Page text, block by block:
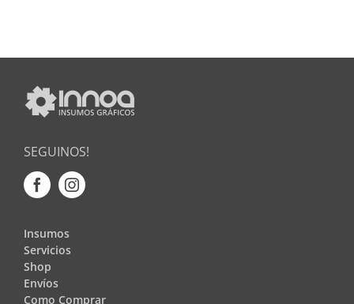
SEGUINOS!
Insumos
Servicios
Shop
Envíos
Como Comprar